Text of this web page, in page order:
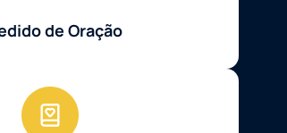
de Oração